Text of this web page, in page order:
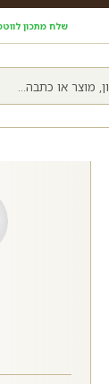
שלח מתכון